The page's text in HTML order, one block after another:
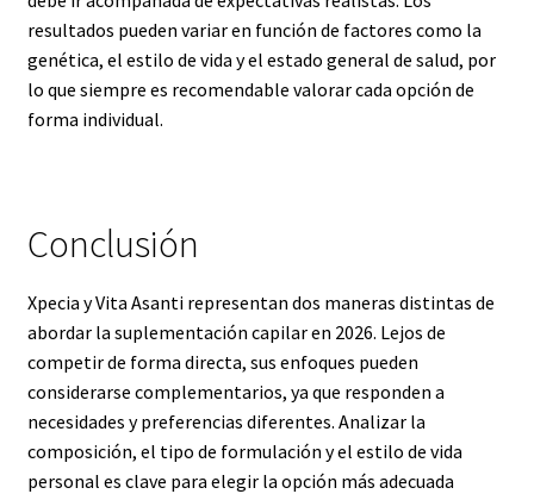
resultados pueden variar en función de factores como la
genética, el estilo de vida y el estado general de salud, por
lo que siempre es recomendable valorar cada opción de
forma individual.
Conclusión
Xpecia y Vita Asanti representan dos maneras distintas de
abordar la suplementación capilar en 2026. Lejos de
competir de forma directa, sus enfoques pueden
considerarse complementarios, ya que responden a
necesidades y preferencias diferentes. Analizar la
composición, el tipo de formulación y el estilo de vida
personal es clave para elegir la opción más adecuada